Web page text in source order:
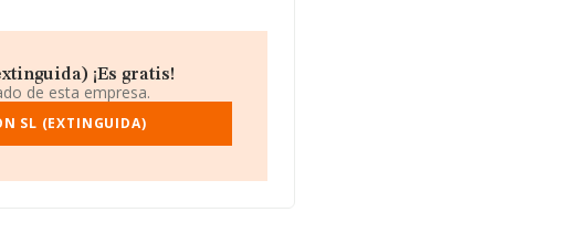
¡Es gratis!
de esta empresa.
SL (EXTINGUIDA)